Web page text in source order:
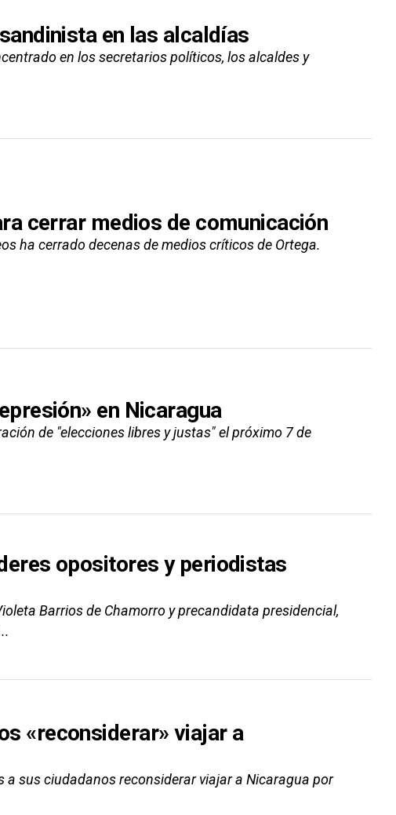
en las alcaldías
en los secretarios políticos, los alcaldes y
cerrar medios de comunicación
ha cerrado decenas de medios críticos de Ortega.
en Nicaragua
de "elecciones libres y justas" el próximo 7 de
opositores y periodistas
Barrios de Chamorro y precandidata presidencial,
«reconsiderar» viajar a
a sus ciudadanos reconsiderar viajar a Nicaragua por